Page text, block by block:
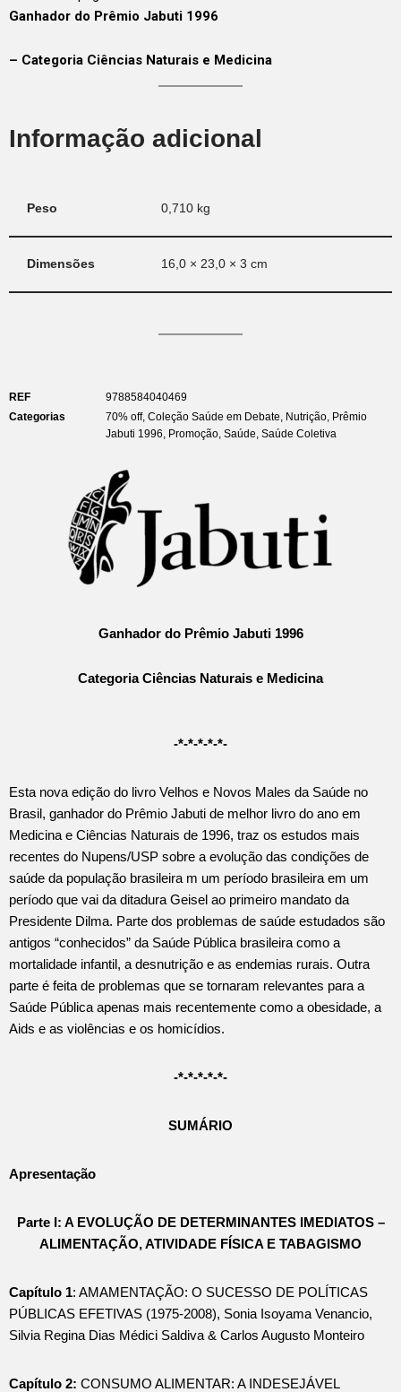
Ganhador do Prêmio Jabuti 1996
– Categoria Ciências Naturais e Medicina
Informação adicional
Peso 0,710 kg
Dimensões 16,0 × 23,0 × 3 cm
REF
9788584040469
Categorias
70% off, Coleção Saúde em Debate Nutrição Prêmio
Jabuti 1996 Promoção Saúde Saúde Coletiva
Ganhador do Prêmio Jabuti 1996
Categoria Ciências Naturais e Medicina
-*-*-*-*-*-
Esta nova edição do livro Velhos e Novos Males da Saúde no
Brasil, ganhador do Prêmio Jabuti de melhor livro do ano em
Medicina e Ciências Naturais de 1996, traz os estudos mais
recentes do Nupens/USP sobre a evolução das condições de
saúde da população brasileira m um período brasileira em um
período que vai da ditadura Geisel ao primeiro mandato da
Presidente Dilma. Parte dos problemas de saúde estudados são
antigos “conhecidos” da Saúde Pública brasileira como a
mortalidade infantil, a desnutrição e as endemias rurais. Outra
parte é feita de problemas que se tornaram relevantes para a
Saúde Pública apenas mais recentemente como a obesidade, a
Aids e as violências e os homicídios.
-*-*-*-*-*-
SUMÁRIO
Apresentação
Parte I: A EVOLUÇÃO DE DETERMINANTES IMEDIATOS –
ALIMENTAÇÃO, ATIVIDADE FÍSICA E TABAGISMO
Capítulo 1: AMAMENTAÇÃO: O SUCESSO DE POLÍTICAS
PÚBLICAS EFETIVAS (1975-2008), Sonia Isoyama Venancio,
Silvia Regina Dias Médici Saldiva & Carlos Augusto Monteiro
Capítulo 2: CONSUMO ALIMENTAR: A INDESEJÁVEL